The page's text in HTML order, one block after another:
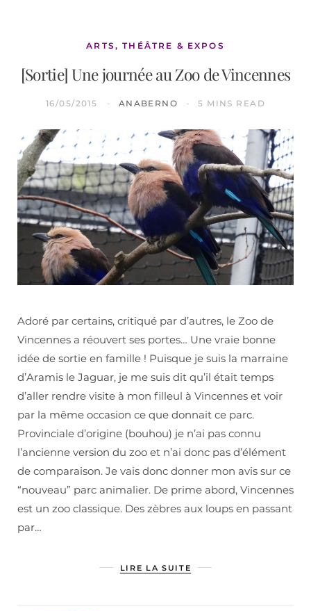
ARTS, THÉÂTRE & EXPOS
[Sortie] Une journée au Zoo de Vincennes
16/05/2015 ANABERNO 5 MINS READ
Adoré par certains, critiqué par d’autres, le Zoo de
Vincennes a réouvert ses portes… Une vraie bonne
idée de sortie en famille ! Puisque je suis la marraine
d’Aramis le Jaguar, je me suis dit qu’il était temps
d’aller rendre visite à mon filleul à Vincennes et voir
par la même occasion ce que donnait ce parc.
Provinciale d’origine (bouhou) je n’ai pas connu
l’ancienne version du zoo et n’ai donc pas d’élément
de comparaison. Je vais donc donner mon avis sur ce
“nouveau” parc animalier. De prime abord, Vincennes
est un zoo classique. Des zèbres aux loups en passant
par…
LIRE LA SUITE